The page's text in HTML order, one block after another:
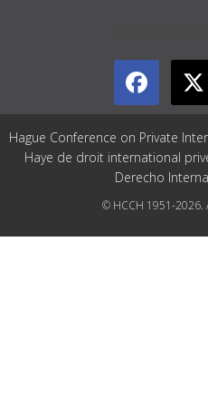
Hague Conference on Private
Haye de droit international
Derecho
© HCCH 1951-2026.